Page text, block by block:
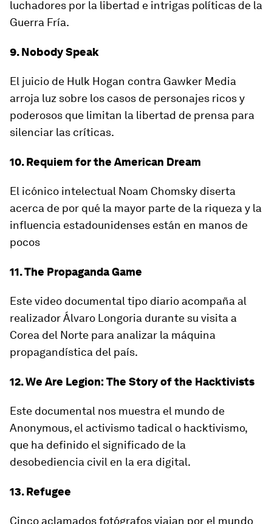
luchadores por la libertad e intrigas políticas de la
Guerra Fría.
9. Nobody Speak
El juicio de Hulk Hogan contra Gawker Media
arroja luz sobre los casos de personajes ricos y
poderosos que limitan la libertad de prensa para
silenciar las críticas.
10. Requiem for the American Dream
El icónico intelectual Noam Chomsky diserta
acerca de por qué la mayor parte de la riqueza y la
influencia estadounidenses están en manos de
pocos
11. The Propaganda Game
Este video documental tipo diario acompaña al
realizador Álvaro Longoria durante su visita a
Corea del Norte para analizar la máquina
propagandística del país.
12. We Are Legion: The Story of the Hacktivists
Este documental nos muestra el mundo de
Anonymous, el activismo tadical o hacktivismo,
que ha definido el significado de la
desobediencia civil en la era digital.
13. Refugee
Cinco aclamados fotógrafos viajan por el mundo